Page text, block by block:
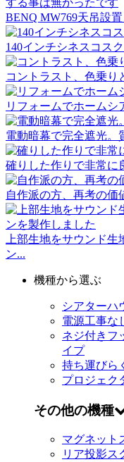
BENQ MW769天吊設
140インチシネスコス
コントラスト、色乗り
リフォームでホームシ
電動暗幕で完全遮光。
確りした作りで非常に
自作派の方、再考の価
上部生地をサウンド
ン...
機種から選ぶ
シアターハ
電源工事な
ネジ付きフ
イプ
持ち運びら
プロジェク
その他の機種
マグネット
リア投影ス